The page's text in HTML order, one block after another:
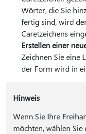
Wörter, die Sie
fertig sind, wird
Caretzeichens
Erstellen einer
Zeichnen Sie eine
der Form wird in
Hinweis
Wenn Sie Ihre
möchten, wählen Sie